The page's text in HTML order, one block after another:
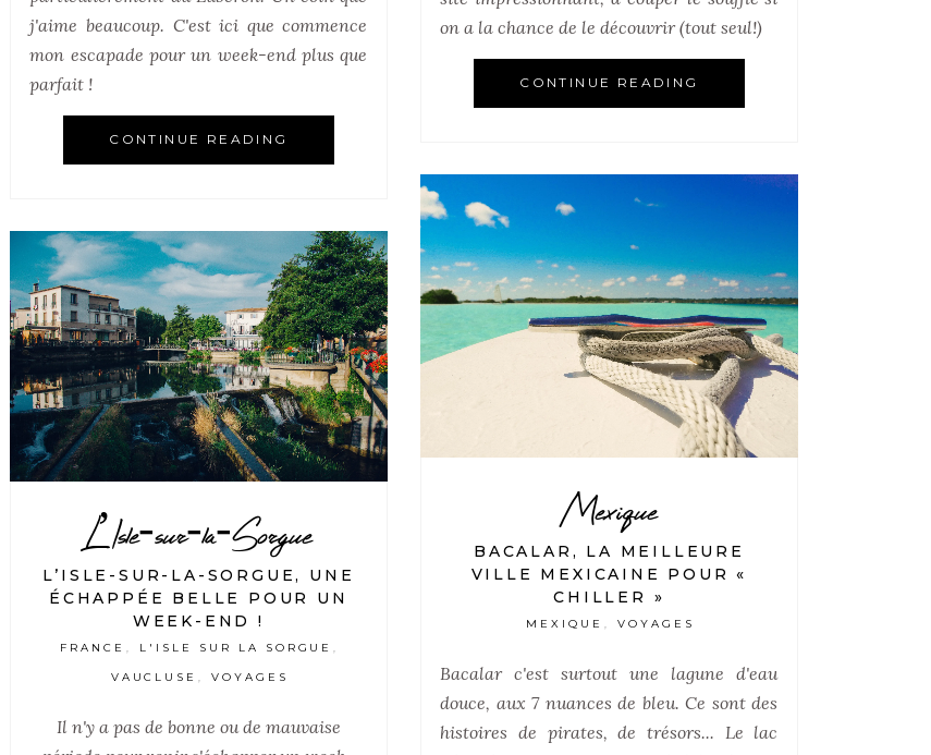
j'aime beaucoup. C'est ici que commence
mon escapade pour un week-end plus que
parfait !
CONTINUE READING
on a la chance de le découvrir (tout seul!)
CONTINUE READING
Mexique
BACALAR, LA MEILLEURE
VILLE MEXICAINE POUR «
CHILLER »
MEXIQUE VOYAGES
Bacalar c'est surtout une lagune d'eau
douce, aux 7 nuances de bleu. Ce sont des
histoires de pirates, de trésors... Le lac
L’Isle-sur-la-Sorgue
L’ISLE-SUR-LA-SORGUE, UNE
ÉCHAPPÉE BELLE POUR UN
WEEK-END !
FRANCE L'ISLE SUR LA SORGUE
VAUCLUSE VOYAGES
Il n'y a pas de bonne ou de mauvaise